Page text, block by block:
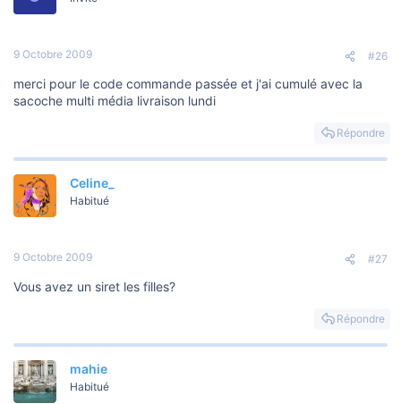
9 Octobre 2009 #26
merci pour le code commande passée et j'ai cumulé avec la
sacoche multi média livraison lundi
Répondre
Celine_
Habitué
9 Octobre 2009 #27
Vous avez un siret les filles?
Répondre
mahie
Habitué